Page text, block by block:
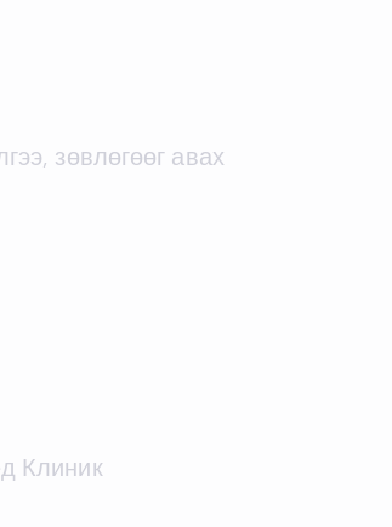
зөвлөгөөг авах
Клиник